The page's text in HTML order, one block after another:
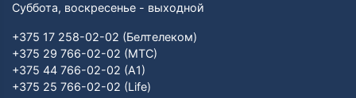
Суббота, воскресенье - выходной
+375 17 258-02-02 (Белтелеком)
+375 29 766-02-02 (МТС)
+375 44 766-02-02 (А1)
+375 25 766-02-02 (Life)